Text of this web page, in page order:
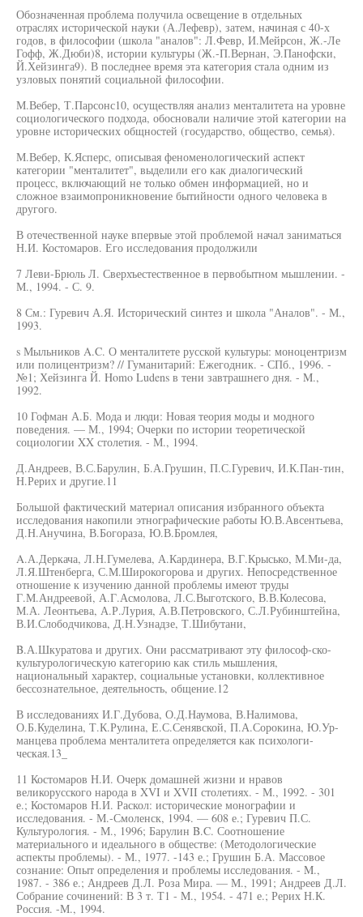
Обозначенная проблема получила освещение в отдельных
отраслях исторической науки (А.Лефевр), затем, начиная с 40-х
годов, в философии (школа "аналов": Л.Февр, И.Мейрсон, Ж.-Ле
Гофф, Ж.Дюби)8, истории культуры (Ж.-П.Вернан, Э.Панофски,
Й.Хейзинга9). В последнее время эта категория стала одним из
узловых понятий социальной философии.
М.Вебер, Т.Парсонс10, осуществляя анализ менталитета на уровне
социологического подхода, обосновали наличие этой категории на
уровне исторических общностей (государство, общество, семья).
М.Вебер, К.Ясперс, описывая феноменологический аспект
категории "менталитет", выделили его как диалогический
процесс, включающий не только обмен информацией, но и
сложное взаимопроникновение бытийности одного человека в
другого.
В отечественной науке впервые этой проблемой начал заниматься
Н.И. Костомаров. Его исследования продолжили
7 Леви-Брюль Л. Сверхъестественное в первобытном мышлении. -
М., 1994. - С. 9.
8 См.: Гуревич А.Я. Исторический синтез и школа "Аналов". - М.,
1993.
s Мыльников A.C. О менталитете русской культуры: моноцентризм
или полицентризм? // Гуманитарий: Ежегодник. - СПб., 1996. -
№1; Хейзинга Й. Homo Ludens в тени завтрашнего дня. - M.,
1992.
10 Гофман А.Б. Мода и люди: Новая теория моды и модного
поведения. — М., 1994; Очерки по истории теоретической
социологии XX столетия. - М., 1994.
Д.Андреев, В.С.Барулин, Б.А.Грушин, П.С.Гуревич, И.К.Пан-тин,
Н.Рерих и другие.11
Большой фактический материал описания избранного объекта
исследования накопили этнографические работы Ю.В.Авсентьева,
Д.Н.Анучина, В.Богораза, Ю.В.Бромлея,
A.А.Деркача, Л.Н.Гумелева, А.Кардинера, В.Г.Крысько, М.Ми-да,
Л.Я.Штенберга, С.М.Широкогорова и других. Непосредственное
отношение к изучению данной проблемы имеют труды
Г.М.Андреевой, А.Г.Асмолова, Л.С.Выготского, В.В.Колесова,
М.А. Леонтьева, А.Р.Лурия, А.В.Петровского, С.Л.Рубинштейна,
В.И.Слободчикова, Д.Н.Узнадзе, Т.Шибутани,
B.А.Шкуратова и других. Они рассматривают эту философ-ско-
культурологическую категорию как стиль мышления,
национальный характер, социальные установки, коллективное
бессознательное, деятельность, общение.12
В исследованиях И.Г.Дубова, О.Д.Наумова, В.Налимова,
О.Б.Куделина, Т.К.Рулина, Е.С.Сенявской, П.А.Сорокина, Ю.Ур-
манцева проблема менталитета определяется как психологи-
ческая.13_
11 Костомаров Н.И. Очерк домашней жизни и нравов
великорусского народа в XVI и XVII столетиях. - М., 1992. - 301
е.; Костомаров Н.И. Раскол: исторические монографии и
исследования. - М.-Смоленск, 1994. — 608 е.; Гуревич П.С.
Культурология. - М., 1996; Барулин B.C. Соотношение
материального и идеального в обществе: (Методологические
аспекты проблемы). - М., 1977. -143 е.; Грушин Б.А. Массовое
сознание: Опыт определения и проблемы исследования. - M.,
1987. - 386 е.; Андреев Д.Л. Роза Мира. — М., 1991; Андреев Д.Л.
Собрание сочинений: В 3 т. Т1 - M., 1954. - 471 е.; Рерих Н.К.
Россия. -М., 1994.